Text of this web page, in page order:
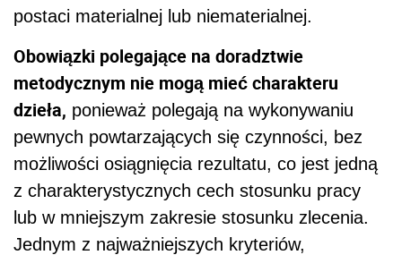
postaci materialnej lub niematerialnej.
Obowiązki polegające na doradztwie
metodycznym nie mogą mieć charakteru
dzieła, ponieważ polegają na wykonywaniu
pewnych powtarzających się czynności, bez
możliwości osiągnięcia rezultatu, co jest jedną
z charakterystycznych cech stosunku pracy
lub w mniejszym zakresie stosunku zlecenia.
Jednym z najważniejszych kryteriów,